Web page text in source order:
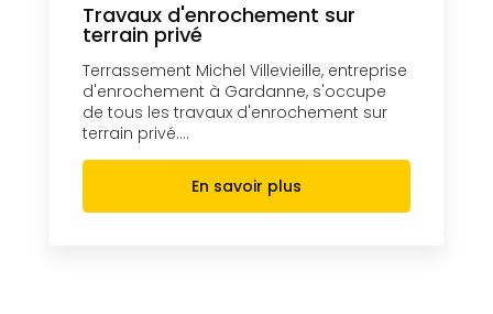
Travaux d'enrochement sur
terrain privé
Terrassement Michel Villevieille, entreprise
d'enrochement à Gardanne, s'occupe
de tous les travaux d'enrochement sur
terrain privé....
En savoir plus